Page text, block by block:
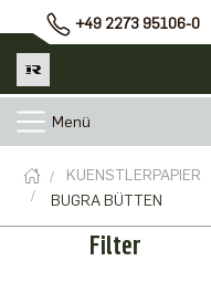
+49 2273 95106-0
Menü
KUENSTLERPAPIER
BUGRA BÜTTEN
Filter